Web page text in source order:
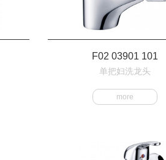
F02 03901 101
单把妇洗龙头
more